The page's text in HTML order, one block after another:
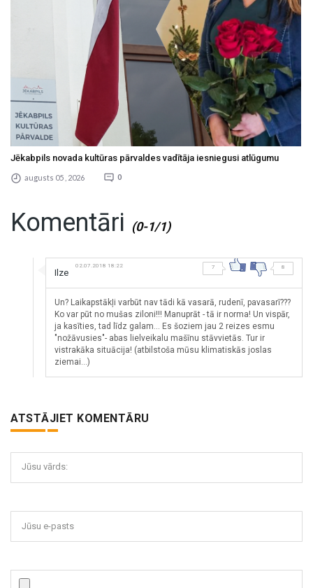
Jēkabpils novada kultūras pārvaldes vadītāja iesniegusi atlūgumu
augusts 05 , 2026 0
Komentāri (0-1/1)
Ilze
02.07.2018 18:22 7 8
Un? Laikapstākļi varbūt nav tādi kā vasarā, rudenī, pavasarī???
Ko var pūt no mušas ziloni!!! Manuprāt - tā ir norma! Un vispār,
ja kasīties, tad līdz galam... Es šoziem jau 2 reizes esmu
"nožāvusies"- abas lielveikalu mašīnu stāvvietās. Tur ir
vistrakāka situācija! (atbilstoša mūsu klimatiskās joslas
ziemai...)
ATSTĀJIET KOMENTĀRU
Jūsu vārds:
Jūsu e-pasts